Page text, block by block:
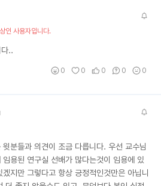
인 사용자입니다.
..
0 0 0 0 0
분들과 의견이 조금 다릅니다. 우선 교수님
용된 연구실 선배가 많다는것이 임용에 있
지만 그렇다고 항상 긍정적인것만은 아닙니